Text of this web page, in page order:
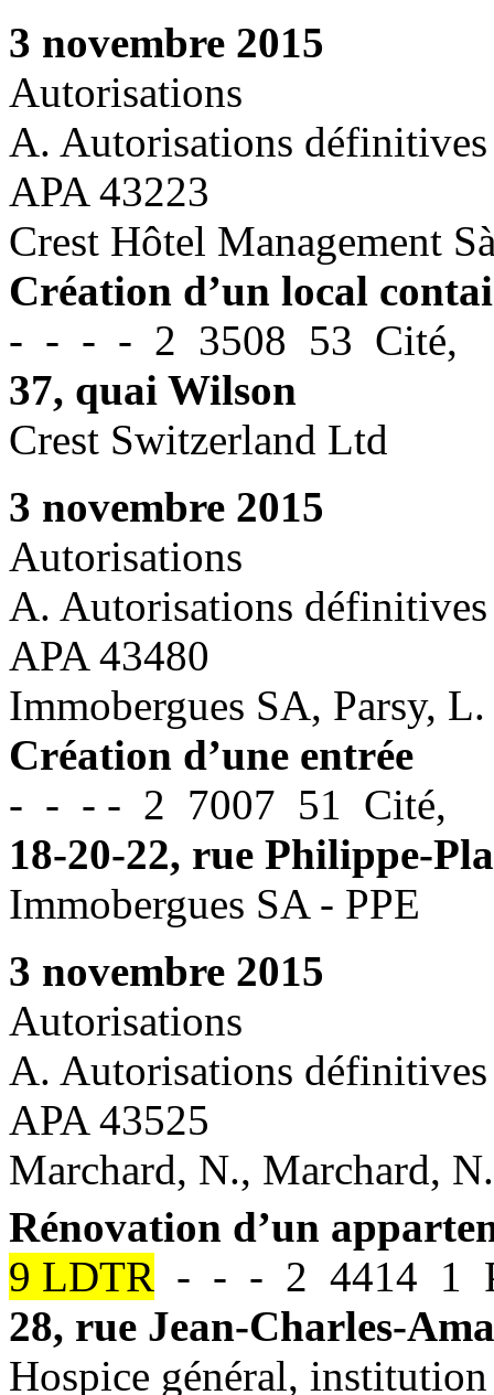
3 novembre 2015
Autorisations
A. Autorisations définitives
APA 43223
Crest Hôtel Management
Création d’un local
- - - - 2 3508 53 Cité,
37, quai Wilson
Crest Switzerland Ltd
3 novembre 2015
Autorisations
A. Autorisations définitives
APA 43480
Immobergues SA, Parsy,
Création d’une entrée
- - - - 2 7007 51 Cité,
18-20-22, rue Philippe-
Immobergues SA - PPE
3 novembre 2015
Autorisations
A. Autorisations définitives
APA 43525
Marchard, N., Marchard,
Rénovation d’un
9 LDTR - - - 2 4414 1
28, rue Jean-Charles-
Hospice général,